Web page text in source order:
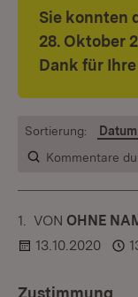
Sie konnten
28. Oktober
Dank für
Kommentare
Sortierung: Datum
1. KOMMENTAR
VON :OHNE
13.10.2020
Zustimmung